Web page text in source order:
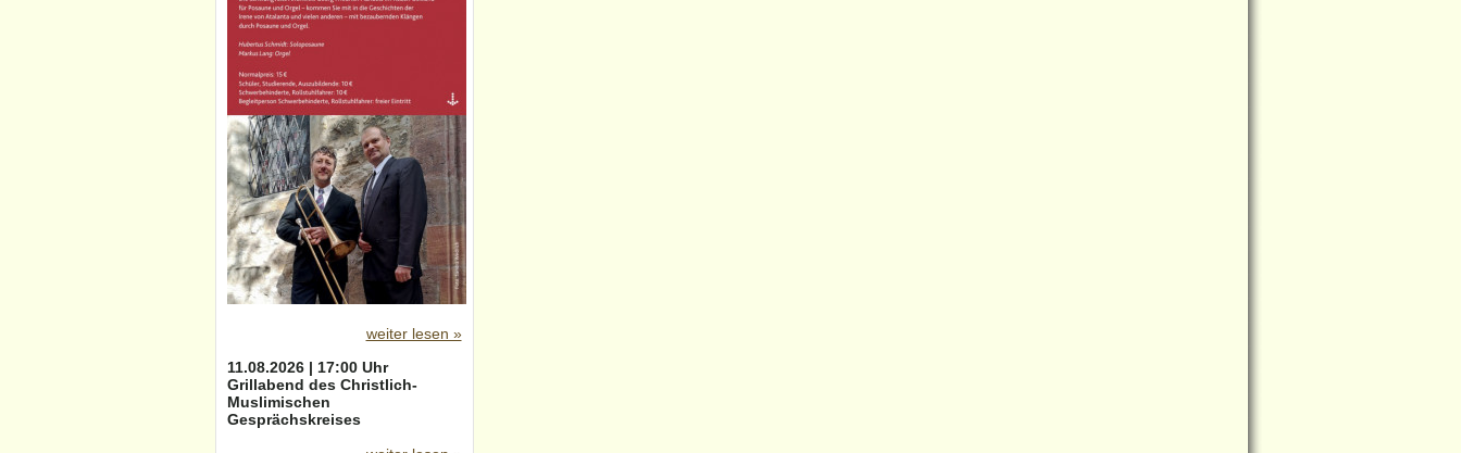
weiter lesen »
11.08.2026 | 17:00 Uhr
Grillabend des Christlich-
Muslimischen
Gesprächskreises